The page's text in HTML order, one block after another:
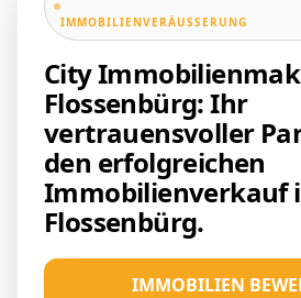
IMMOBILIENVERÄUSSERUNG
City
Flossenbürg: Ihr
vertrauensvoller
den erfolgreichen
Immobilienverkauf
Flossenbürg.
IMMOBILIEN